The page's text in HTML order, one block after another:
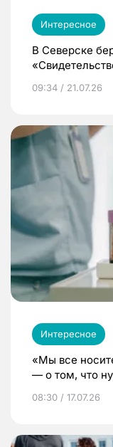
Интересное
В Северске
09:34 / 21.07.26
Интересное
«Мы все
— о том, что
08:30 / 17.07.26